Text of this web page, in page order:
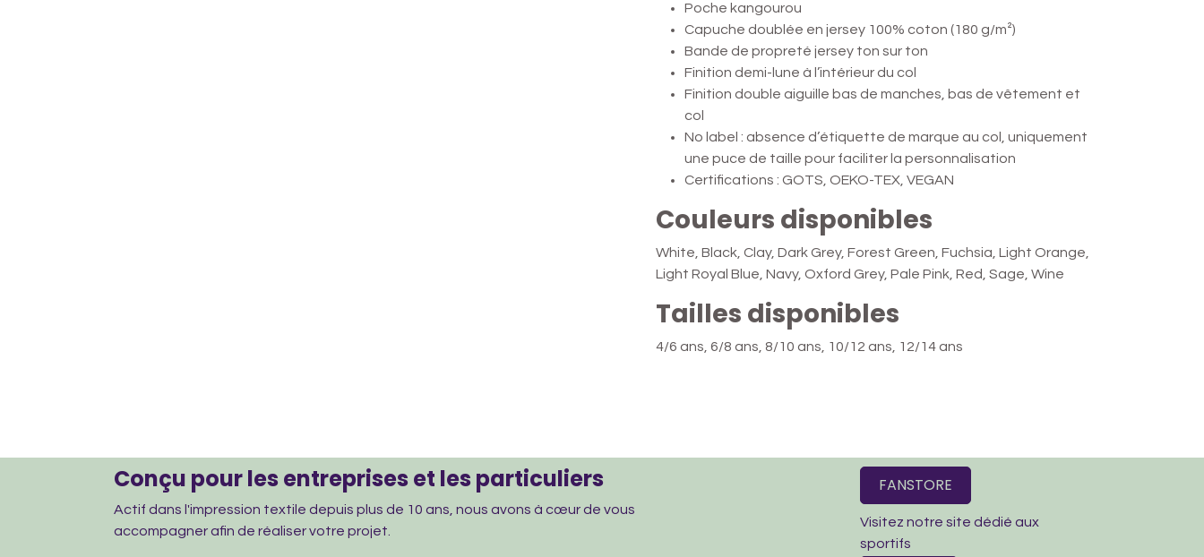
Poche kangourou
Capuche doublée en jersey 100% coton (180 g/m²)
Bande de propreté jersey ton sur ton
Finition demi-lune à l’intérieur du col
Finition double aiguille bas de manches, bas de vêtement et
col
No label : absence d’étiquette de marque au col, uniquement
une puce de taille pour faciliter la personnalisation
Certifications : GOTS, OEKO-TEX, VEGAN
Couleurs disponibles
White, Black, Clay, Dark Grey, Forest Green, Fuchsia, Light Orange,
Light Royal Blue, Navy, Oxford Grey, Pale Pink, Red, Sage, Wine
Tailles disponibles
4/6 ans, 6/8 ans, 8/10 ans, 10/12 ans, 12/14 ans
Conçu pour les entreprises et les particuliers
Actif dans l'impression textile depuis plus de 10 ans, nous avons à cœur de vous
accompagner afin de réaliser votre projet.
FANSTORE
Visitez notre site dédié aux
sportifs